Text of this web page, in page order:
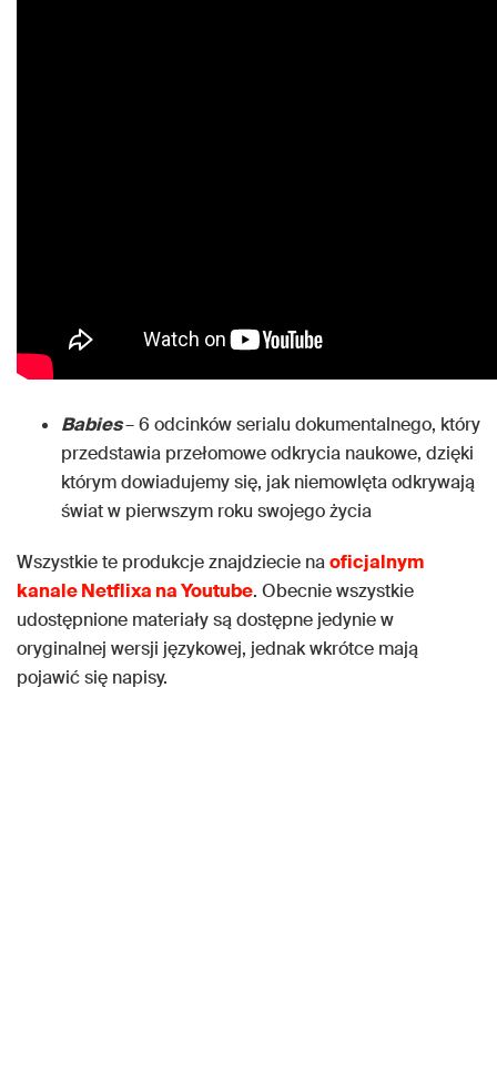
Babies– 6 odcinków serialu dokumentalnego, który
przedstawia przełomowe odkrycia naukowe, dzięki
którym dowiadujemy się, jak niemowlęta odkrywają
świat w pierwszym roku swojego życia
Wszystkie te produkcje znajdziecie naoficjalnym
kanale Netflixa na Youtube. Obecnie wszystkie
udostępnione materiały są dostępne jedynie w
oryginalnej wersji językowej, jednak wkrótce mają
pojawić się napisy.